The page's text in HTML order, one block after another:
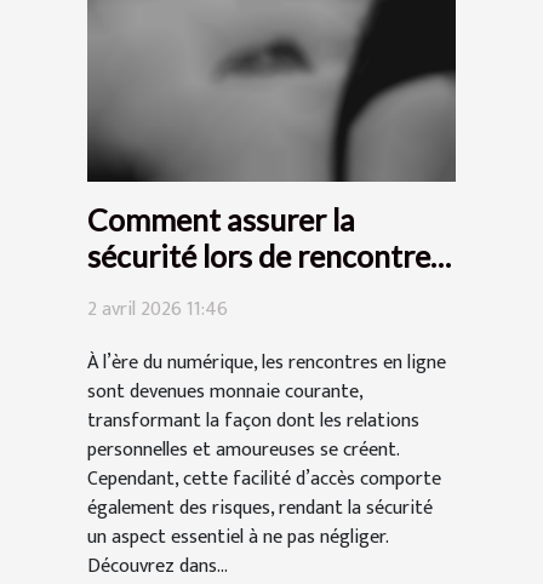
Comment assurer la
sécurité lors de rencontres
en ligne ?
2 avril 2026 11:46
À l’ère du numérique, les rencontres en ligne
sont devenues monnaie courante,
transformant la façon dont les relations
personnelles et amoureuses se créent.
Cependant, cette facilité d’accès comporte
également des risques, rendant la sécurité
un aspect essentiel à ne pas négliger.
Découvrez dans...